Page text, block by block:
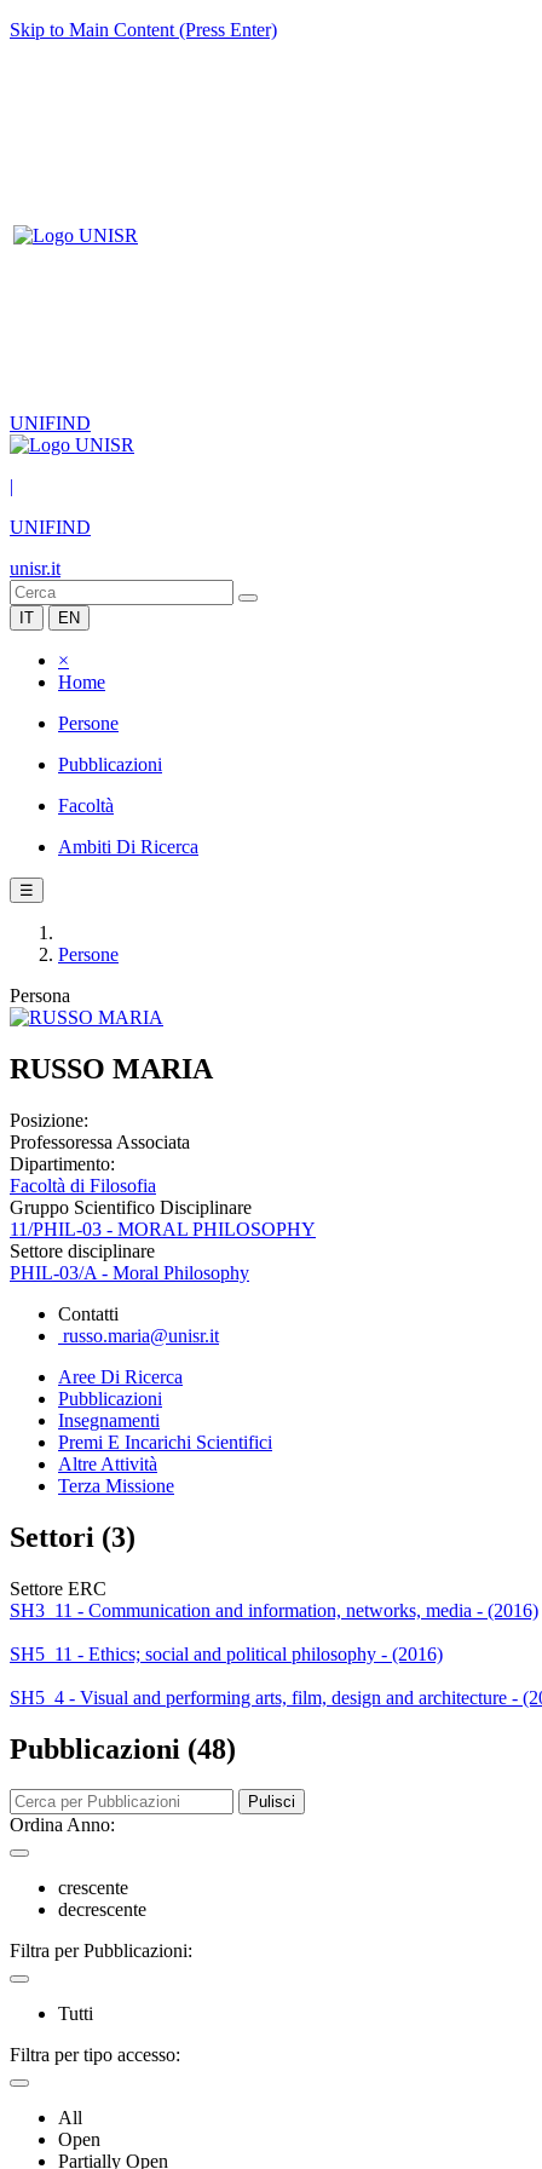
Skip to Main Content (Press Enter)
UNIFIND
|
UNIFIND
unisr.it
IT EN
×
Home
Persone
Pubblicazioni
Facoltà
Ambiti Di Ricerca
☰
Persone
Persona
RUSSO MARIA
Posizione:
Professoressa Associata
Dipartimento:
Facoltà di Filosofia
Gruppo Scientifico Disciplinare
11/PHIL-03 - MORAL PHILOSOPHY
Settore disciplinare
PHIL-03/A - Moral Philosophy
Contatti
russo.maria@unisr.it
Aree Di Ricerca
Pubblicazioni
Insegnamenti
Premi E Incarichi Scientifici
Altre Attività
Terza Missione
Settori (3)
Settore ERC
SH3_11 - Communication and information, networks, media - (2016)
SH5_11 - Ethics; social and political philosophy - (2016)
SH5_4 - Visual and performing arts, film, design and architecture -
Pubblicazioni (48)
Pulisci
Ordina Anno:
crescente
decrescente
Filtra per Pubblicazioni:
Tutti
Filtra per tipo accesso:
All
Open
Partially Open